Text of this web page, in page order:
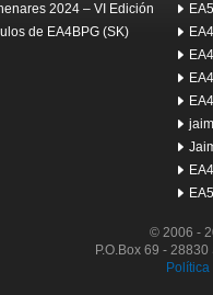
2024 – VI Edición
de EA4BPG (SK)
© 2006 -
P.O.Box 69 -